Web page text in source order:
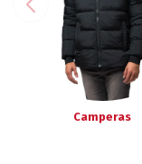
Camperas